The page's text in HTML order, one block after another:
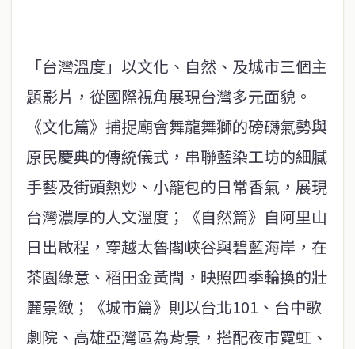
「台灣溫度」以文化、自然、及城市三個主
題影片，從國際視角展現台灣多元面貌。
《文化篇》捕捉廟會舞龍舞獅的磅礴氣勢與
原民慶典的傳統儀式，串聯藍染工坊的細膩
手藝及街頭熱炒、小籠包的日常香氣，展現
台灣濃厚的人文溫度；《自然篇》自阿里山
日出啟程，穿越太魯閣峽谷與碧藍海岸，在
茶園綠意、稻田金黃間，映照四季輪換的壯
麗景緻；《城市篇》則以台北101、台中歌
劇院、高雄亞灣區為背景，搭配夜市霓虹、